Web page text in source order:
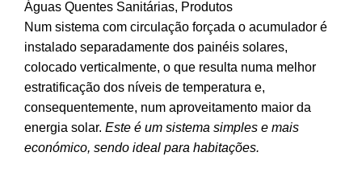
Águas Quentes Sanitárias, Produtos
Num sistema com circulação forçada o acumulador é
instalado separadamente dos painéis solares,
colocado verticalmente, o que resulta numa melhor
estratificação dos níveis de temperatura e,
consequentemente, num aproveitamento maior da
energia solar. Este é um sistema simples e mais
económico, sendo ideal para habitações.